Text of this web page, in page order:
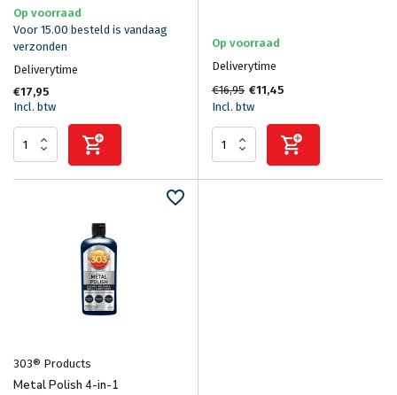
Op voorraad
Voor 15.00 besteld is vandaag
verzonden
Deliverytime
€17,95
Incl. btw
Op voorraad
Deliverytime
€16,95 €11,45
Incl. btw
303® Products
Metal Polish 4-in-1